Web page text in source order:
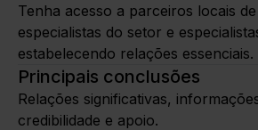
Tenha acesso a parceiros locais
especialistas do setor e
estabelecendo relações essenciais.
Principais conclusões
Relações significativas,
credibilidade e apoio.